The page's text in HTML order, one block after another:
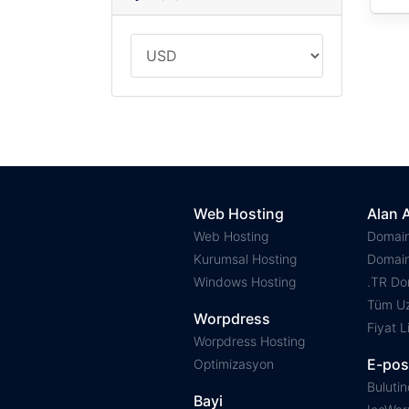
Web Hosting
Web Hosting
Kurumsal Hosting
Windows Hosting
Worpdress
Worpdress Hosting
Optimizasyon
Bayi
Alan
.TR
Tüm
Fiyat
E-